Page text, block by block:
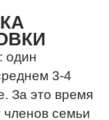
один
3-4
За это время
членов семьи